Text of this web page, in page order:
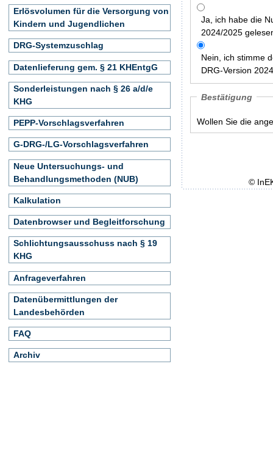
Ja, ich habe die
2024/2025
Nein, ich stimme
DRG-Version
Bestätigung
Wollen Sie die
Erlösvolumen für die Versorgung von
Kindern und Jugendlichen
DRG-Systemzuschlag
Datenlieferung gem. § 21 KHEntgG
Sonderleistungen nach § 26 a/d/e
KHG
PEPP-Vorschlagsverfahren
G-DRG-/LG-Vorschlagsverfahren
Neue Untersuchungs- und
Behandlungsmethoden (NUB)
Kalkulation
Datenbrowser und Begleitforschung
Schlichtungsausschuss nach § 19
KHG
Anfrageverfahren
Datenübermittlungen der
Landesbehörden
FAQ
Archiv
©